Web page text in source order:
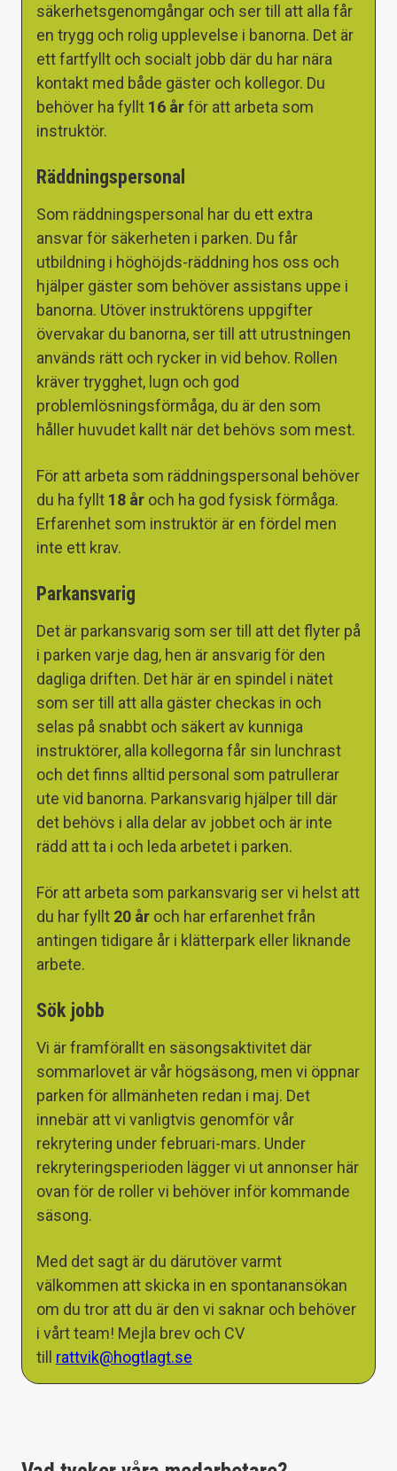
säkerhetsgenomgångar och ser till att alla får
en trygg och rolig upplevelse i banorna. Det är
ett fartfyllt och socialt jobb där du har nära
kontakt med både gäster och kollegor. Du
behöver ha fyllt 16 årför att arbeta som
instruktör.
Räddningspersonal
Som räddningspersonal har du ett extra
ansvar för säkerheten i parken. Du får
utbildning i höghöjds-räddning hos oss och
hjälper gäster som behöver assistans uppe i
banorna. Utöver instruktörens uppgifter
övervakar du banorna, ser till att utrustningen
används rätt och rycker in vid behov. Rollen
kräver trygghet, lugn och god
problemlösningsförmåga, du är den som
håller huvudet kallt när det behövs som mest.
För att arbeta som räddningspersonal behöver
du ha fyllt 18 år och ha god fysisk förmåga.
Erfarenhet som instruktör är en fördel men
inte ett krav.
Parkansvarig
Det är parkansvarig som ser till att det flyter på
i parken varje dag, hen är ansvarig för den
dagliga driften. Det här är en spindel i nätet
som ser till att alla gäster checkas in och
selas på snabbt och säkert av kunniga
instruktörer, alla kollegorna får sin lunchrast
och det finns alltid personal som patrullerar
ute vid banorna. Parkansvarig hjälper till där
det behövs i alla delar av jobbet och är inte
rädd att ta i och leda arbetet i parken.
För att arbeta som parkansvarig ser vi helst att
du har fyllt 20 år och har erfarenhet från
antingen tidigare år i klätterpark eller liknande
arbete.
Sök jobb
Vi är framförallt en säsongsaktivitet där
sommarlovet är vår högsäsong, men vi öppnar
parken för allmänheten redan i maj. Det
innebär att vi vanligtvis genomför vår
rekrytering under februari-mars. Under
rekryteringsperioden lägger vi ut annonser här
ovan för de roller vi behöver inför kommande
säsong.
Med det sagt är du därutöver varmt
välkommen att skicka in en spontanansökan
om du tror att du är den vi saknar och behöver
i vårt team! Mejla brev och CV
till rattvik@hogtlagt.se